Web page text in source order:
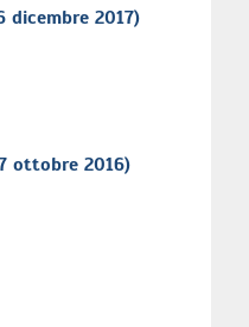
2017)
ottobre 2016)